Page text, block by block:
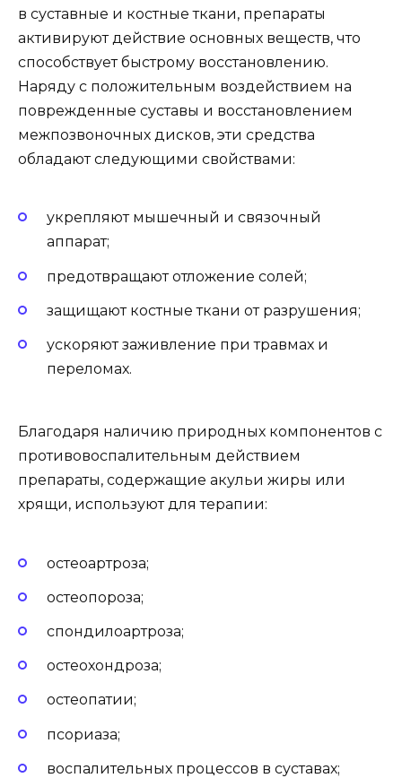
в суставные и костные ткани, препараты
активируют действие основных веществ, что
способствует быстрому восстановлению.
Наряду с положительным воздействием на
поврежденные суставы и восстановлением
межпозвоночных дисков, эти средства
обладают следующими свойствами:
укрепляют мышечный и связочный
аппарат;
предотвращают отложение солей;
защищают костные ткани от разрушения;
ускоряют заживление при травмах и
переломах.
Благодаря наличию природных компонентов с
противовоспалительным действием
препараты, содержащие акульи жиры или
хрящи, используют для терапии:
остеоартроза;
остеопороза;
спондилоартроза;
остеохондроза;
остеопатии;
псориаза;
воспалительных процессов в суставах;